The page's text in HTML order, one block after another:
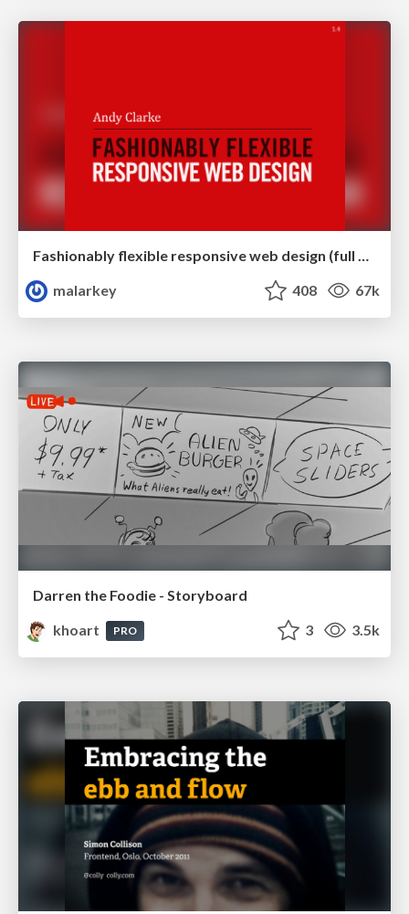
Fashionably flexible responsive web design (full day workshop)
malarkey
408 67k
Darren the Foodie - Storyboard
khoart
PRO 3 3.5k